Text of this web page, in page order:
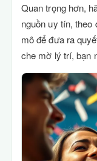
Quan trọng hơn,
nguồn uy tín, theo
mô để đưa ra
che mờ lý trí, bạn